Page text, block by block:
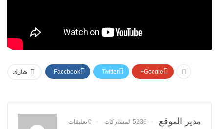
شارك Facebook Twitter Google+
مدير الموقع 5236 المشاركات 0 تعليقات